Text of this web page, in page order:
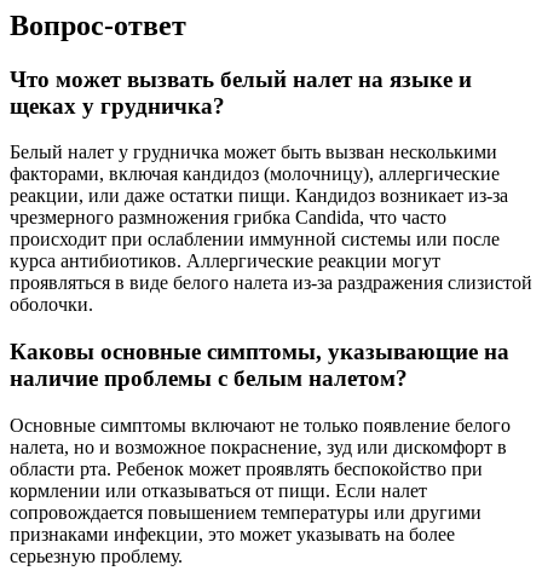
Вопрос-ответ
Что может вызвать белый налет на языке и
щеках у грудничка?
Белый налет у грудничка может быть вызван несколькими
факторами, включая кандидоз (молочницу), аллергические
реакции, или даже остатки пищи. Кандидоз возникает из-за
чрезмерного размножения грибка Candida, что часто
происходит при ослаблении иммунной системы или после
курса антибиотиков. Аллергические реакции могут
проявляться в виде белого налета из-за раздражения слизистой
оболочки.
Каковы основные симптомы, указывающие на
наличие проблемы с белым налетом?
Основные симптомы включают не только появление белого
налета, но и возможное покраснение, зуд или дискомфорт в
области рта. Ребенок может проявлять беспокойство при
кормлении или отказываться от пищи. Если налет
сопровождается повышением температуры или другими
признаками инфекции, это может указывать на более
серьезную проблему.